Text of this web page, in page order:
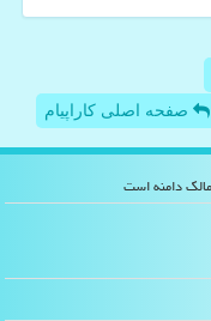
صفحه اصلی کاراپیام